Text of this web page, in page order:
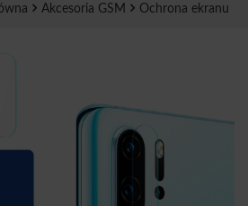
Akcesoria GSM Ochrona ekranu